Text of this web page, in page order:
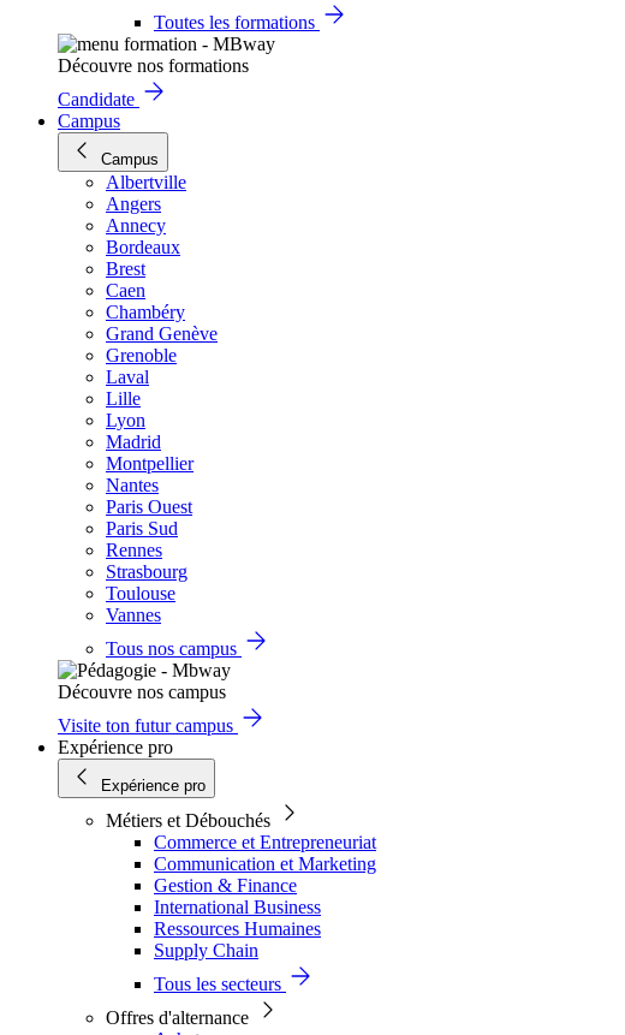
Toutes les formations
Découvre nos formations
Candidate
Campus
Campus
Albertville
Angers
Annecy
Bordeaux
Brest
Caen
Chambéry
Grand Genève
Grenoble
Laval
Lille
Lyon
Madrid
Montpellier
Nantes
Paris Ouest
Paris Sud
Rennes
Strasbourg
Toulouse
Vannes
Tous nos campus
Découvre nos campus
Visite ton futur campus
Expérience pro
Expérience pro
Métiers et Débouchés
Commerce et Entrepreneuriat
Communication et Marketing
Gestion & Finance
International Business
Ressources Humaines
Supply Chain
Tous les secteurs
Offres d'alternance